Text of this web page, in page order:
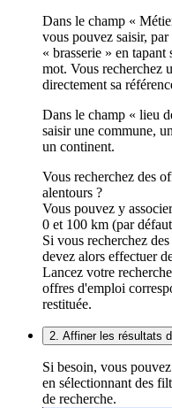
Dans le champ «
vous pouvez saisir,
« brasserie » en
mot. Vous recherchez
directement sa
Dans le champ « lieu
saisir une commune,
un continent.
Vous recherchez des
alentours ?
Vous pouvez y
0 et 100 km (par
Si vous recherchez
devez alors effectuer
Lancez votre
offres d'emploi
restituée.
2. Affiner les résultats
Si besoin, vous
en sélectionnant des
de recherche.